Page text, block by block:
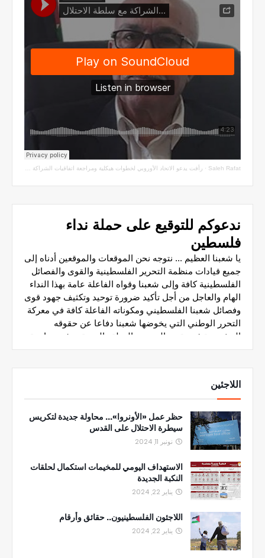
Saleh Rafat
· رأفت يدعو الاتحاد الأوروبي لخطوات هيكلية ومراجعة اتفاقيات الشراكة مع سلطة الاحتلال
اللاجئين
حظر عمل «الأونروا»... محاولة جديدة لتكريس
سيطرة الاحتلال على القدس
نونبر 11, 2024
الاستهداف اليومي للمخيمات استكمال لحلقات
النكبة الجديدة
يناير 22, 2024
اللاجئون الفلسطينيون.. حقائق وأرقام
يناير 22, 2024